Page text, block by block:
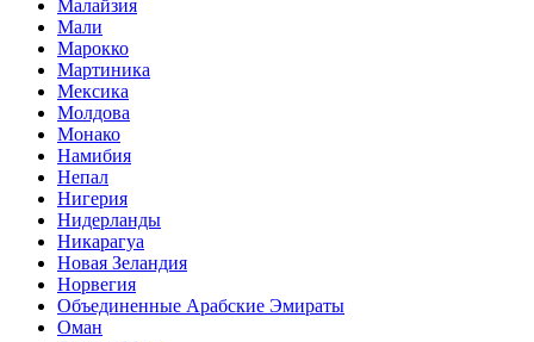
Малайзия
Мали
Марокко
Мартиника
Мексика
Молдова
Монако
Намибия
Непал
Нигерия
Нидерланды
Никарагуа
Новая Зеландия
Норвегия
Объединенные Арабские Эмираты
Оман